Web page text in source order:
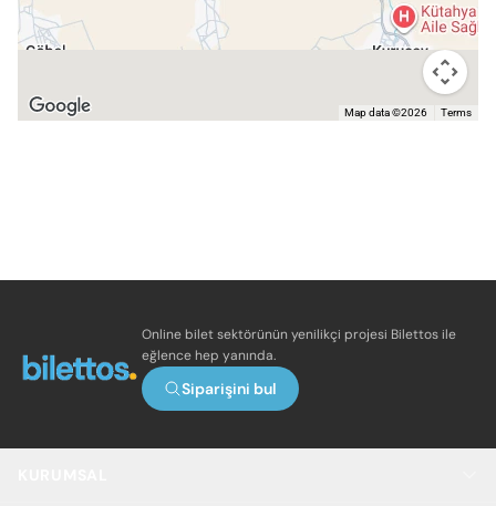
Map data ©2026 Terms
Online bilet sektörünün yenilikçi projesi Bilettos ile
eğlence hep yanında.
Siparişini bul